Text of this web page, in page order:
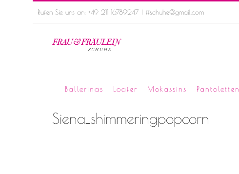
Rufen Sie uns an: +49 211 16789247 | ffschuhe@gmail.com
Ballerinas Loafer Mokassins Pantoletten
Siena_shimmeringpopcorn